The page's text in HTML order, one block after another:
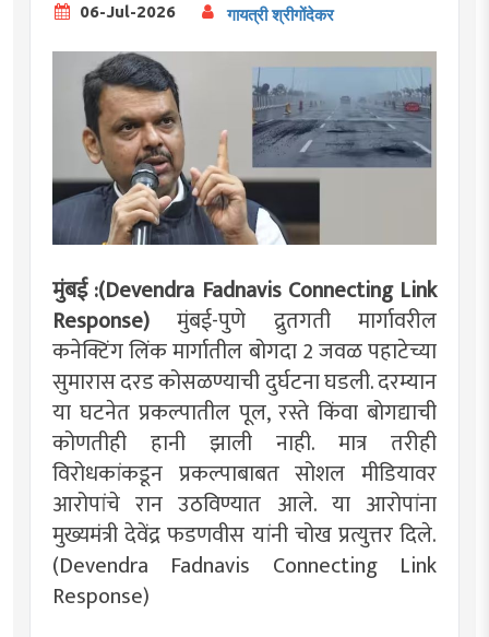
06-Jul-2026 गायत्री श्रीगोंदेकर
मुंबई :(Devendra Fadnavis Connecting Link
Response)मुंबई-पुणे द्रुतगती मार्गावरील
कनेक्टिंग लिंक मार्गातील बोगदा 2 जवळ पहाटेच्या
सुमारास दरड कोसळण्याची दुर्घटना घडली. दरम्यान
या घटनेत प्रकल्पातील पूल, रस्ते किंवा बोगद्याची
कोणतीही हानी झाली नाही. मात्र तरीही
विरोधकांकडून प्रकल्पाबाबत सोशल मीडियावर
आरोपांचे रान उठविण्यात आले. या आरोपांना
मुख्यमंत्री देवेंद्र फडणवीस यांनी चोख प्रत्युत्तर दिले.
(Devendra Fadnavis Connecting Link
Response)